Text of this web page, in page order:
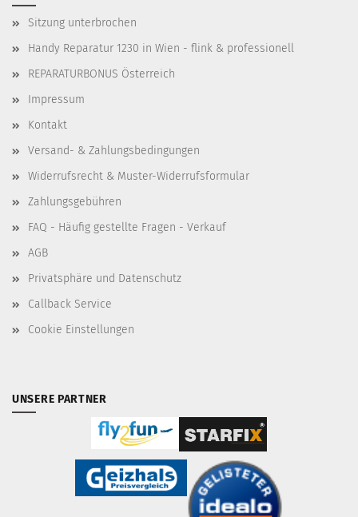
Sitzung unterbrochen
Handy Reparatur 1230 in Wien - flink & professionell
REPARATURBONUS Österreich
Impressum
Kontakt
Versand- & Zahlungsbedingungen
Widerrufsrecht & Muster-Widerrufsformular
Zahlungsgebühren
FAQ - Häufig gestellte Fragen - Verkauf
AGB
Privatsphäre und Datenschutz
Callback Service
Cookie Einstellungen
UNSERE PARTNER